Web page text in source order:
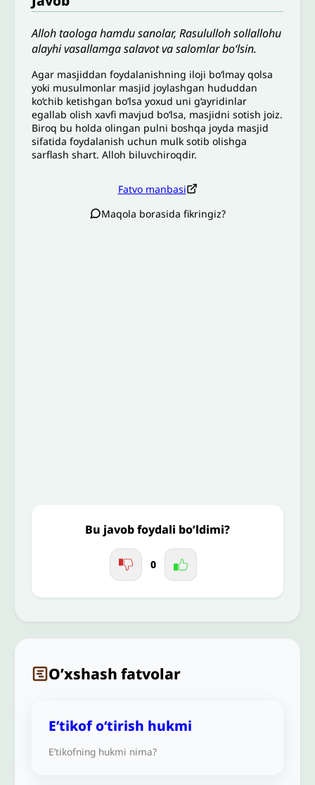
Alloh taologa hamdu sanolar, Rasululloh sollallohu
alayhi vasallamga salavot va salomlar bo‘lsin.
Agar masjiddan foydalanishning iloji bo‘lmay qolsa
yoki musulmonlar masjid joylashgan hududdan
ko‘chib ketishgan bo‘lsa yoxud uni g‘ayridinlar
egallab olish xavfi mavjud bo‘lsa, masjidni sotish joiz.
Biroq bu holda olingan pulni boshqa joyda masjid
sifatida foydalanish uchun mulk sotib olishga
sarflash shart. Alloh biluvchiroqdir.
Fatvo manbasi
Maqola borasida fikringiz?
Bu javob foydali bo’ldimi?
0
O’xshash fatvolar
E’tikof oʻtirish hukmi
E’tikofning hukmi nima?